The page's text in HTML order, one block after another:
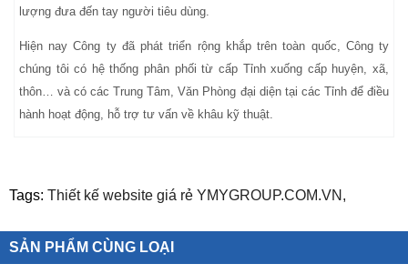
lượng đưa đến tay người tiêu dùng
Hiện nay Công ty đã phát triển rộng khắp trên toàn quốc, Công ty
chúng tôi có hệ thống phân phối từ cấp Tỉnh xuống cấp huyện, xã,
thôn… và có các Trung Tâm, Văn Phòng đại diện tại các Tỉnh để điều
hành hoạt động, hỗ trợ tư vấn về khâu kỹ thuật.
Tags: Thiết kế website giá rẻ YMYGROUP.COM.VN,
SẢN PHẨM CÙNG LOẠI